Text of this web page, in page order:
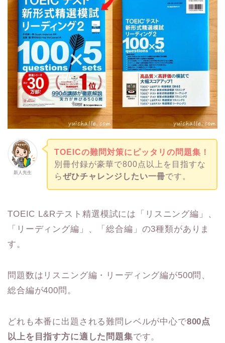
新人先生
TOEICの難問対策にピッタリの問題集！
別冊付録が豪華で800点以上を目指すな
らぜひチャレンジしたい一冊です。
TOEIC L&Rテスト精選模試には「リスニング編」、
「リーディング編」、「総合編」の3種類がありま
す。
問題数はリスニング編・リーディング編が500問、
総合編が400問。
どれも本番に出題される難問レベルが中心で800点
以上を目指す方に適した問題集です。